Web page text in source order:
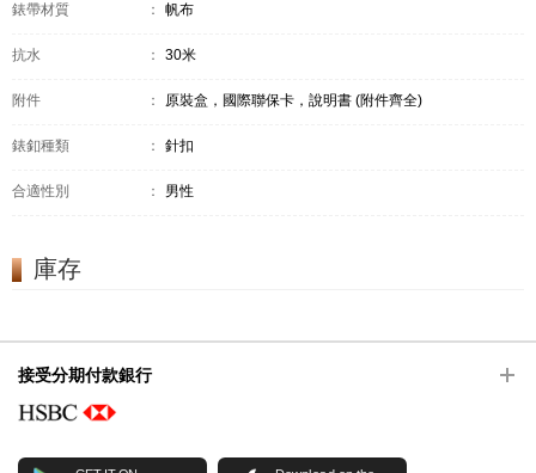
錶帶材質 ： 帆布
抗水 ： 30米
附件 ： 原裝盒，國際聯保卡，說明書 (附件齊全)
錶釦種類 ： 針扣
合適性別 ： 男性
庫存
接受分期付款銀行